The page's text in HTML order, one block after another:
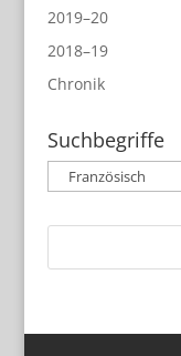
2019–20
2018–19
Chronik
Suchbegriffe
Suchbegriffe